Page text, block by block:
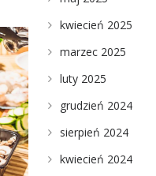
kwiecień 2025
marzec 2025
luty 2025
grudzień 2024
sierpień 2024
kwiecień 2024